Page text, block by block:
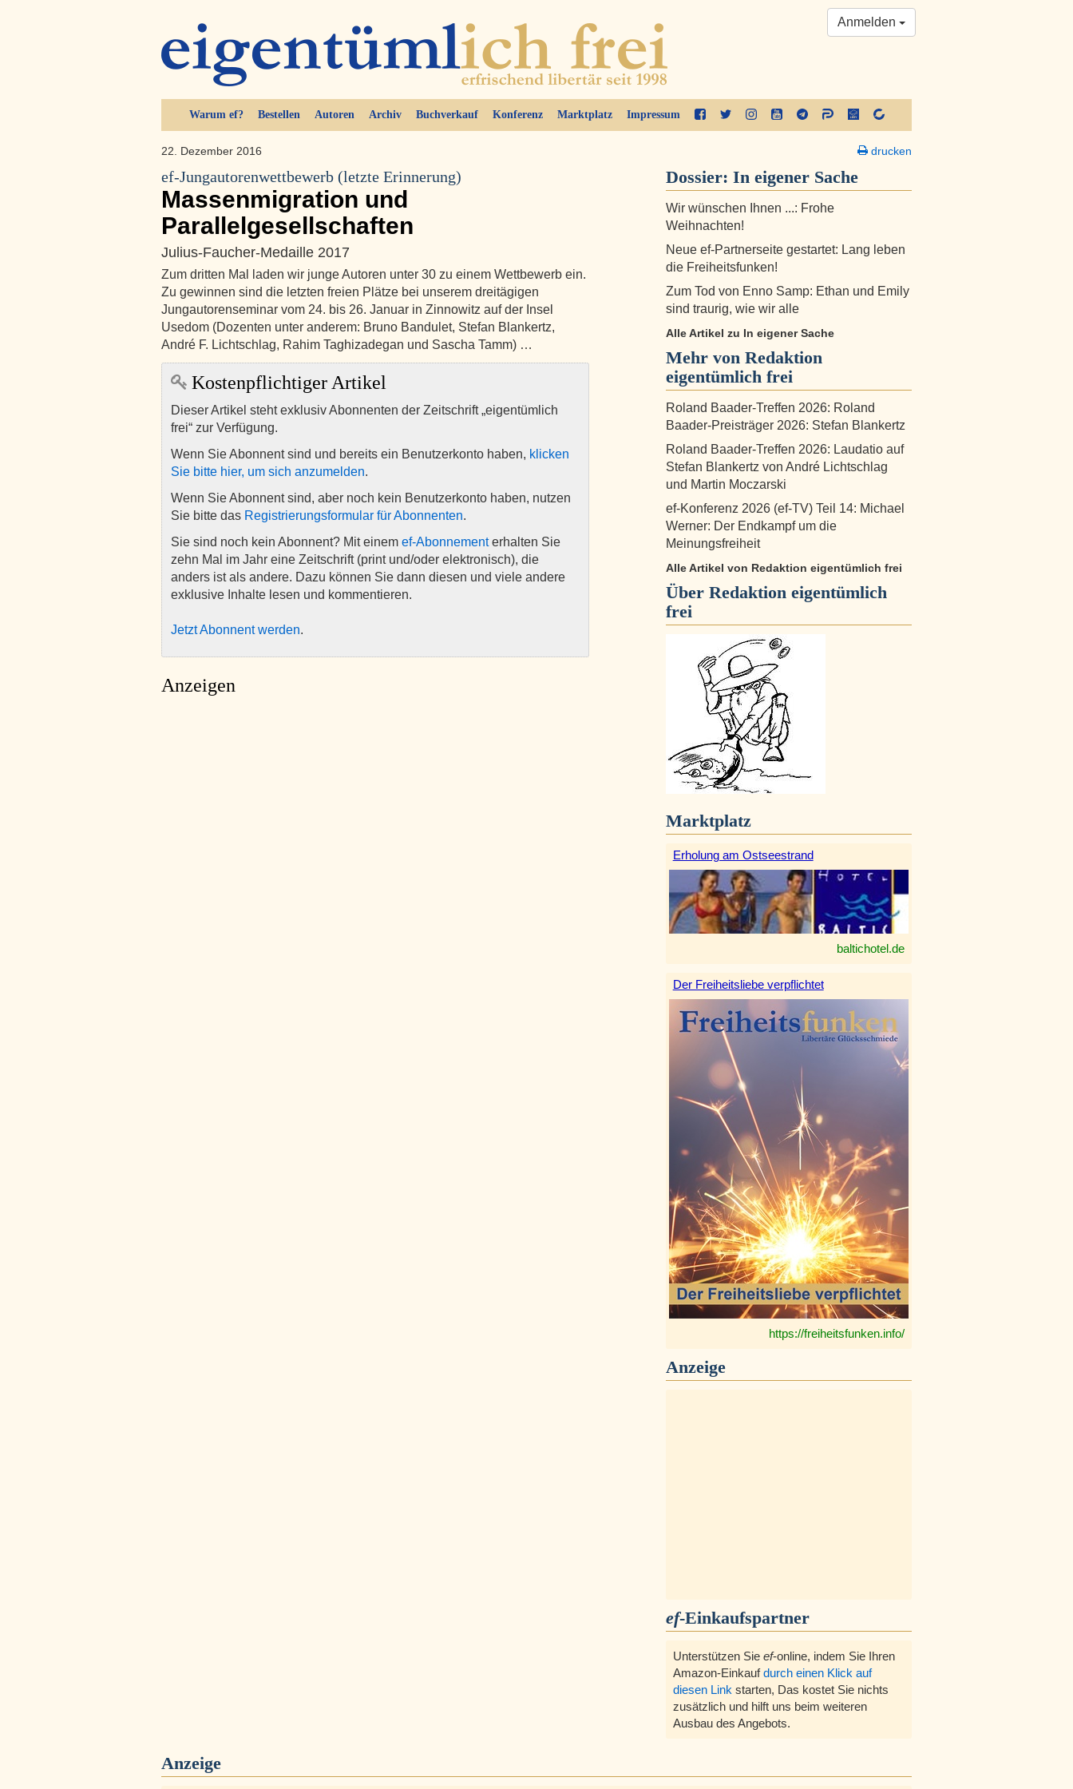
Warum ef? Bestellen Autoren Archiv Buchverkauf Konferenz Marktplatz Impressum
Anmelden
22. Dezember 2016
ef-Jungautorenwettbewerb (letzte Erinnerung)
Massenmigration und
Parallelgesellschaften
Julius-Faucher-Medaille 2017
Zum dritten Mal laden wir junge Autoren unter 30 zu einem Wettbewerb ein.
Zu gewinnen sind die letzten freien Plätze bei unserem dreitägigen
Jungautorenseminar vom 24. bis 26. Januar in Zinnowitz auf der Insel
Usedom (Dozenten unter anderem: Bruno Bandulet, Stefan Blankertz,
André F. Lichtschlag, Rahim Taghizadegan und Sascha Tamm) …
Kostenpflichtiger Artikel
Dieser Artikel steht exklusiv Abonnenten der Zeitschrift „eigentümlich
frei“ zur Verfügung.
Wenn Sie Abonnent sind und bereits ein Benutzerkonto haben, klicken
Sie bitte hier, um sich anzumelden.
Wenn Sie Abonnent sind, aber noch kein Benutzerkonto haben, nutzen
Sie bitte das Registrierungsformular für Abonnenten.
Sie sind noch kein Abonnent? Mit einem ef-Abonnementerhalten Sie
zehn Mal im Jahr eine Zeitschrift (print und/oder elektronisch), die
anders ist als andere. Dazu können Sie dann diesen und viele andere
exklusive Inhalte lesen und kommentieren.
Jetzt Abonnent werden.
Anzeigen
drucken
Dossier: In eigener Sache
Wir wünschen Ihnen ...: Frohe
Weihnachten!
Neue ef-Partnerseite gestartet: Lang leben
die Freiheitsfunken!
Zum Tod von Enno Samp: Ethan und Emily
sind traurig, wie wir alle
Alle Artikel zu In eigener Sache
Mehr von Redaktion
eigentümlich frei
Roland Baader-Treffen 2026: Roland
Baader-Preisträger 2026: Stefan Blankertz
Roland Baader-Treffen 2026: Laudatio auf
Stefan Blankertz von André Lichtschlag
und Martin Moczarski
ef-Konferenz 2026 (ef-TV) Teil 14: Michael
Werner: Der Endkampf um die
Meinungsfreiheit
Alle Artikel von Redaktion eigentümlich frei
Über Redaktion eigentümlich
frei
Marktplatz
Erholung am Ostseestrand
baltichotel.de
Der Freiheitsliebe verpflichtet
https://freiheitsfunken.info/
Anzeige
ef-Einkaufspartner
Unterstützen Sie ef-online, indem Sie Ihren
Amazon-Einkaufdurch einen Klick auf
diesen Link starten, Das kostet Sie nichts
zusätzlich und hilft uns beim weiteren
Ausbau des Angebots.
Anzeige